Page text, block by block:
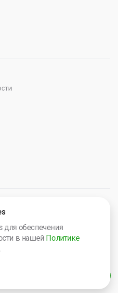
Все права защищены.
в Реест Малых
№ 5238.
обеспечения
в нашей Политике
.